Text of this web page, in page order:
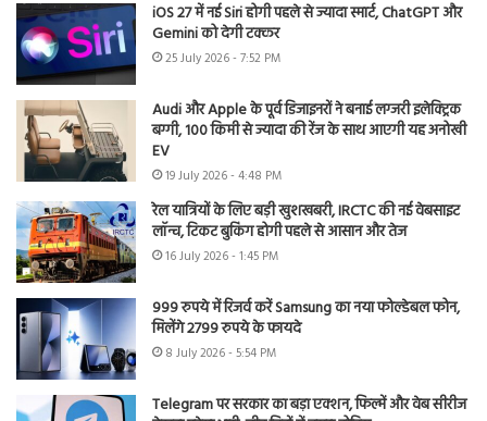
iOS 27 में नई Siri होगी पहले से ज्यादा स्मार्ट, ChatGPT और
Gemini को देगी टक्कर
25 July 2026 - 7:52 PM
Audi और Apple के पूर्व डिजाइनरों ने बनाई लग्जरी इलेक्ट्रिक
बग्गी, 100 किमी से ज्यादा की रेंज के साथ आएगी यह अनोखी
EV
19 July 2026 - 4:48 PM
रेल यात्रियों के लिए बड़ी खुशखबरी, IRCTC की नई वेबसाइट
लॉन्च, टिकट बुकिंग होगी पहले से आसान और तेज
16 July 2026 - 1:45 PM
999 रुपये में रिजर्व करें Samsung का नया फोल्डेबल फोन,
मिलेंगे 2799 रुपये के फायदे
8 July 2026 - 5:54 PM
Telegram पर सरकार का बड़ा एक्शन, फिल्में और वेब सीरीज